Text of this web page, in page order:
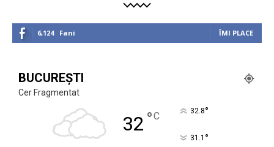
6,124 Fani ÎMI PLACE
BUCUREȘTI
Cer Fragmentat
32 °C 32.8°
31.1 °